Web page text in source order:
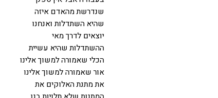
שנדרשת מהאדם איזה
שהיא השתדלות ואנחנו
יוצאים לדרך מאי
ההשתדלות שהיא עשיית
הכלי שאמורה למשוך אלינו
אור שאמורה למשוך אלינו
את מתנת האלוקים את